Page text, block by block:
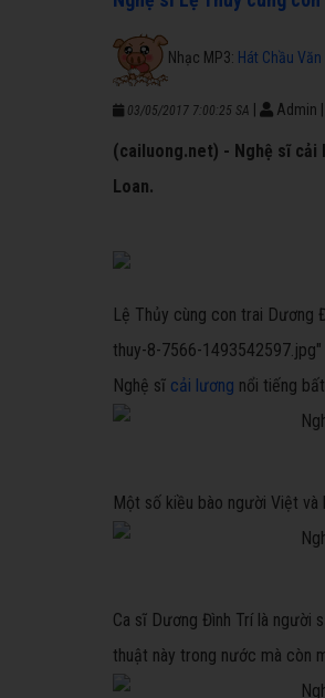
Nhạc MP3: Hát Chầu Văn
03/05/2017 7:00:25 SA Admin
(cailuong.net) - Nghệ sĩ cải
Loan.
Lệ Thủy cùng con trai Dương
thuy-8-7566-1493542597.jpg"
Nghệ sĩ cải lương nổi tiếng
Một số kiều bào người Việt và
Ca sĩ Dương Đình Trí là người
thuật này trong nước mà còn